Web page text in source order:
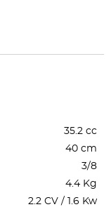
35.2 cc
40 cm
3/8
4.4 Kg
2.2 CV / 1.6 Kw